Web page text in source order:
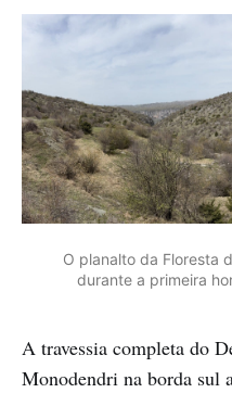
O planalto da Floresta
durante a primeira
A travessia completa do
Monodendri na borda sul